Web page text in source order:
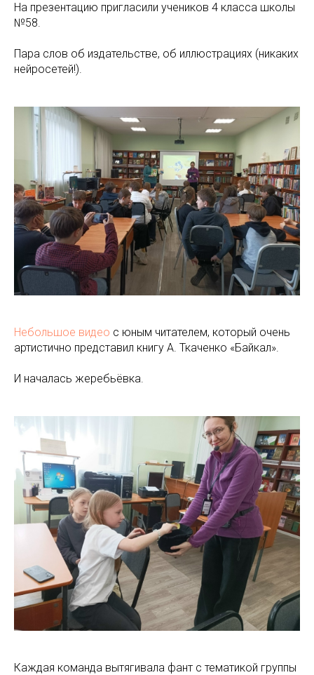
На презентацию пригласили учеников 4 класса школы
№58.
Пара слов об издательстве, об иллюстрациях (никаких
нейросетей!).
Небольшое видео с юным читателем, который очень
артистично представил книгу А. Ткаченко «Байкал».
И началась жеребьёвка.
Каждая команда вытягивала фант с тематикой группы